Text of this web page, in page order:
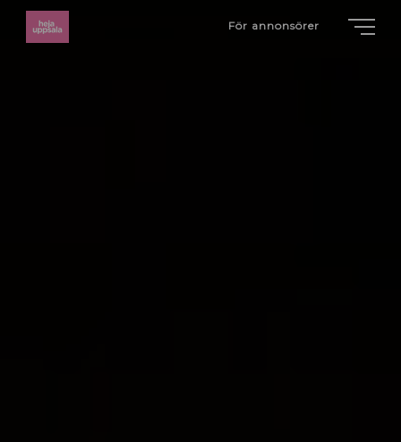
För annonsörer